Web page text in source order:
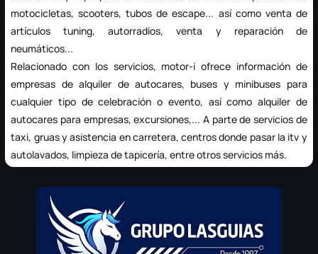
motocicletas, scooters, tubos de escape... así como venta de
artículos tuning, autorradios, venta y reparación de
neumáticos...
Relacionado con los servicios, motor-i ofrece información de
empresas dealquiler de autocares, buses y minibuses para
cualquier tipo de celebración o evento, así como alquiler de
autocares para empresas, excursiones,... A parte de servicios de
taxi, gruas y asistencia en carretera, centros donde pasar la itv y
autolavados, limpieza de tapicería, entre otros servicios más.